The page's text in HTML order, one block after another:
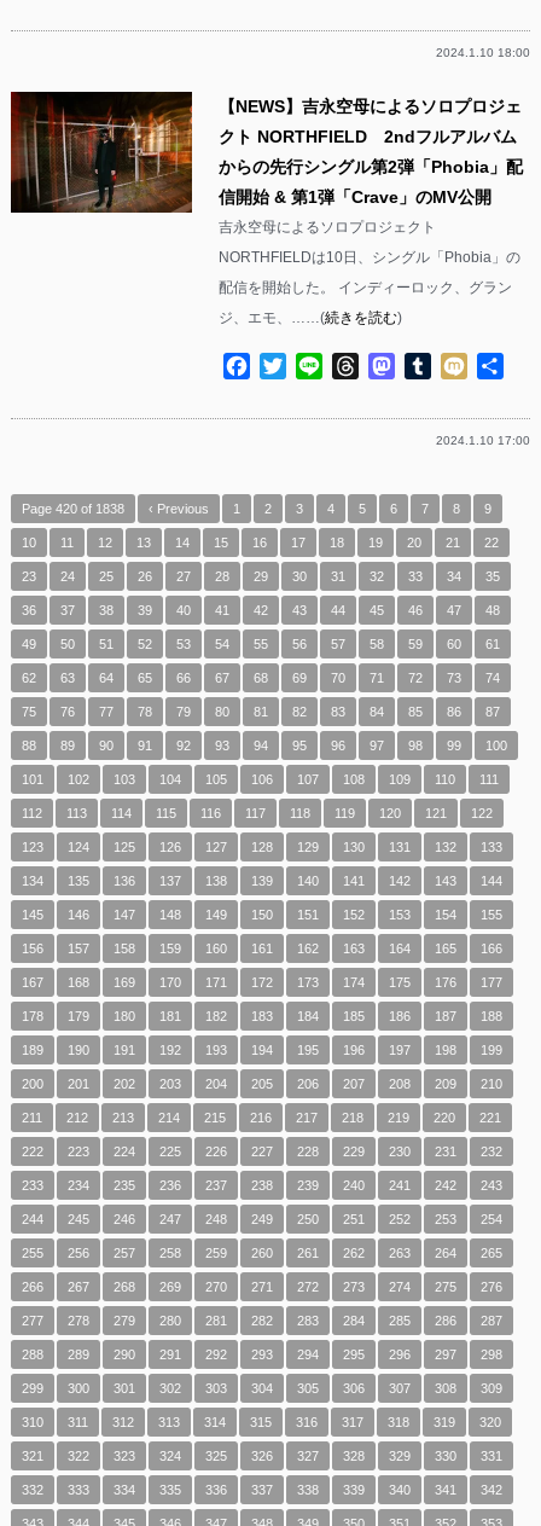
2024.1.10 18:00
【NEWS】吉永空母によるソロプロジェ
クト NORTHFIELD 2ndフルアルバム
からの先行シングル第2弾「Phobia」配
信開始 & 第1弾「Crave」のMV公開
吉永空母によるソロプロジェクト
NORTHFIELDは10日、シングル「Phobia」の
配信を開始した。 インディーロック、グラン
ジ、エモ、……(続きを読む)
Facebook
TwitterLine ThreadsMastodon
Tumblr
Mixi
2024.1.10 17:00
Page 420 of 1838 ‹ Previous 1 2 3 4 5 6 7 8 9
10 11 12 13 14 15 16 17 18 19 20 21 22
23 24 25 26 27 28 29 30 31 32 33 34 35
36 37 38 39 40 41 42 43 44 45 46 47 48
49 50 51 52 53 54 55 56 57 58 59 60 61
62 63 64 65 66 67 68 69 70 71 72 73 74
75 76 77 78 79 80 81 82 83 84 85 86 87
88 89 90 91 92 93 94 95 96 97 98 99 100
101 102 103 104 105 106 107 108 109 110 111
112 113 114 115 116 117 118 119 120 121 122
123 124 125 126 127 128 129 130 131 132 133
134 135 136 137 138 139 140 141 142 143 144
145 146 147 148 149 150 151 152 153 154 155
156 157 158 159 160 161 162 163 164 165 166
167 168 169 170 171 172 173 174 175 176 177
178 179 180 181 182 183 184 185 186 187 188
189 190 191 192 193 194 195 196 197 198 199
200 201 202 203 204 205 206 207 208 209 210
211 212 213 214 215 216 217 218 219 220 221
222 223 224 225 226 227 228 229 230 231 232
233 234 235 236 237 238 239 240 241 242 243
244 245 246 247 248 249 250 251 252 253 254
255 256 257 258 259 260 261 262 263 264 265
266 267 268 269 270 271 272 273 274 275 276
277 278 279 280 281 282 283 284 285 286 287
288 289 290 291 292 293 294 295 296 297 298
299 300 301 302 303 304 305 306 307 308 309
310 311 312 313 314 315 316 317 318 319 320
321 322 323 324 325 326 327 328 329 330 331
332 333 334 335 336 337 338 339 340 341 342
343 344 345 346 347 348 349 350 351 352 353